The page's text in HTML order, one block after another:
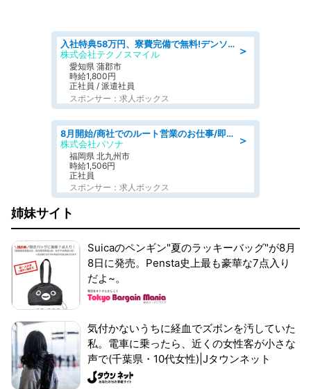
＞
入社特典58万円、寮費完備で無料!デンソーで働こう!自動車工場で小型部品の検査業務 denso aichi
株式会社テクノスマイル
愛知県 蒲郡市
時給1,800円
正社員 / 派遣社員
スポンサー：求人ボックス
＞
8月開始/商社でのルート営業のお仕事/即日勤務可/車通勤可/営業
株式会社パソナ
福岡県 北九州市
時給1,506円
正社員
スポンサー：求人ボックス
姉妹サイト
Suicaのペンギン"夏のラッキーバッグ"が8月
8日に発売。Pensta史上最も豪華な7点入り
だよ~。
気付かないうちに経血でズボンを汚していた
私。電車に乗ったら、近くの女性客が小さな
声で(千葉県・10代女性)|Jタウンネット